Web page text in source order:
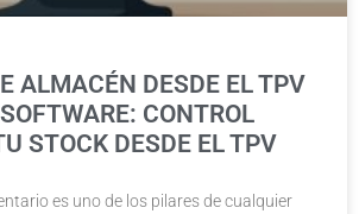
ALMACÉN DESDE EL TPV
CONTROL
STOCK DESDE EL TPV
es uno de los pilares de cualquier